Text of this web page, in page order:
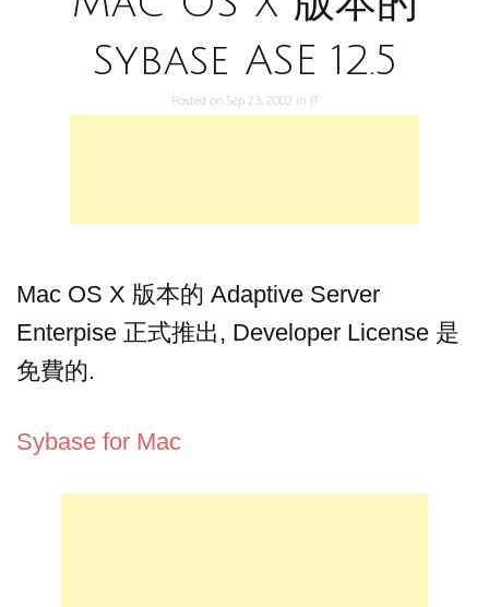
Sybase ASE 12.5
Posted on Sep 23, 2002 in IT
Mac OS X 版本的 Adaptive Server
Enterpise 正式推出, Developer License 是
免費的.
Sybase for Mac